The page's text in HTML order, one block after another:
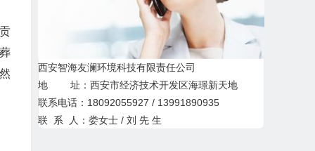
西安智海友澜环境科技有限责任公司
地 址：西安市经济技术开发区海璟新天地
联系电话：18092055927 / 13991890935
联 系 人：娄女士 / 刘 先 生